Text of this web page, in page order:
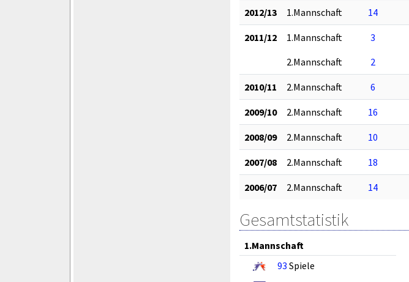
2012/13 1.Mannschaft 14
2011/12 1.Mannschaft 3
2.Mannschaft
2
2010/11 2.Mannschaft 6
2009/10 2.Mannschaft 16
2008/09 2.Mannschaft 10
2007/08 2.Mannschaft 18
2006/07 2.Mannschaft 14
Gesamtstatistik
1.Mannschaft
93 Spiele